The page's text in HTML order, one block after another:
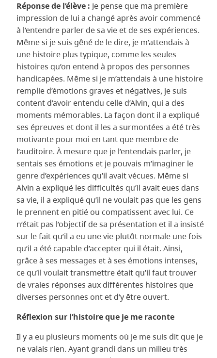
Réponse de l’élève : Je pense que ma première
impression de lui a changé après avoir commencé
à l’entendre parler de sa vie et de ses expériences.
Même si je suis gêné de le dire, je m’attendais à
une histoire plus typique, comme les seules
histoires qu’on entend à propos des personnes
handicapées. Même si je m’attendais à une histoire
remplie d’émotions graves et négatives, je suis
content d’avoir entendu celle d’Alvin, qui a des
moments mémorables. La façon dont il a expliqué
ses épreuves et dont il les a surmontées a été très
motivante pour moi en tant que membre de
l’auditoire. À mesure que je l’entendais parler, je
sentais ses émotions et je pouvais m’imaginer le
genre d’expériences qu’il avait vécues. Même si
Alvin a expliqué les difficultés qu’il avait eues dans
sa vie, il a expliqué qu’il ne voulait pas que les gens
le prennent en pitié ou compatissent avec lui. Ce
n’était pas l’objectif de sa présentation et il a insisté
sur le fait qu’il a eu une vie plutôt normale une fois
qu’il a été capable d’accepter qui il était. Ainsi,
grâce à ses messages et à ses émotions intenses,
ce qu’il voulait transmettre était qu’il faut trouver
de vraies réponses aux différentes histoires que
diverses personnes ont et d’y être ouvert.
Réflexion sur l’histoire que je me raconte
Il y a eu plusieurs moments où je me suis dit que je
ne valais rien. Ayant grandi dans un milieu très